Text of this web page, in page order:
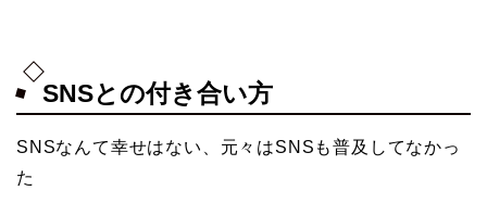
SNSとの付き合い方
SNSなんて幸せはない、元々はSNSも普及してなかっ
た